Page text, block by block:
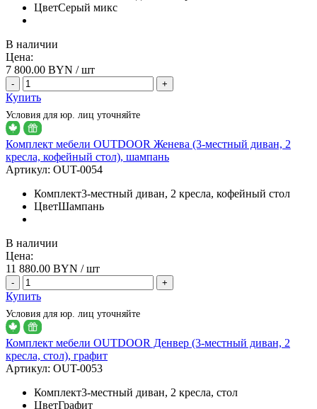
ЦветСерый микс
В наличии
Цена:
7 800.00 BYN / шт
- +
Купить
Условия для юр. лиц уточняйте
Комплект мебели OUTDOOR Женева (3-местный диван, 2
кресла, кофейный стол), шампань
Артикул: OUT-0054
Комплект3-местный диван, 2 кресла, кофейный стол
ЦветШампань
В наличии
Цена:
11 880.00 BYN / шт
- +
Купить
Условия для юр. лиц уточняйте
Комплект мебели OUTDOOR Денвер (3-местный диван, 2
кресла, стол), графит
Артикул: OUT-0053
Комплект3-местный диван, 2 кресла, стол
ЦветГрафит